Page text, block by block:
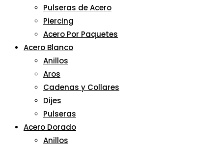
Pulseras de Acero
Piercing
Acero Por Paquetes
Acero Blanco
Anillos
Aros
Cadenas y Collares
Dijes
Pulseras
Acero Dorado
Anillos